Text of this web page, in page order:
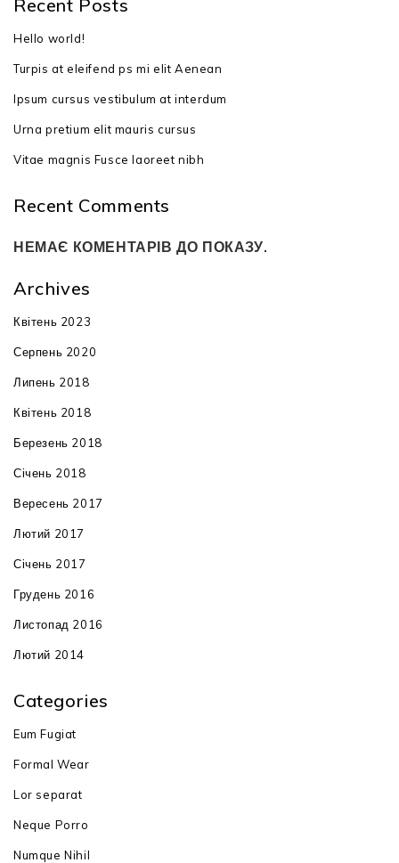
Recent Posts
Hello world!
Turpis at eleifend ps mi elit Aenean
Ipsum cursus vestibulum at interdum
Urna pretium elit mauris cursus
Vitae magnis Fusce laoreet nibh
Recent Comments
НЕМАЄ КОМЕНТАРІВ ДО ПОКАЗУ.
Archives
Квітень 2023
Серпень 2020
Липень 2018
Квітень 2018
Березень 2018
Січень 2018
Вересень 2017
Лютий 2017
Січень 2017
Грудень 2016
Листопад 2016
Лютий 2014
Categories
Eum Fugiat
Formal Wear
Lor separat
Neque Porro
Numque Nihil